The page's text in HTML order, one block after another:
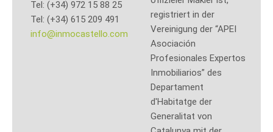
Tel: (+34) 972 15 88 25
Tel: (+34) 615 209 491
info@inmocastello.com
registriert in der
Vereinigung der “APEI
Asociación
Profesionales Expertos
Inmobiliarios” des
Departament
d'Habitatge der
Generalitat von